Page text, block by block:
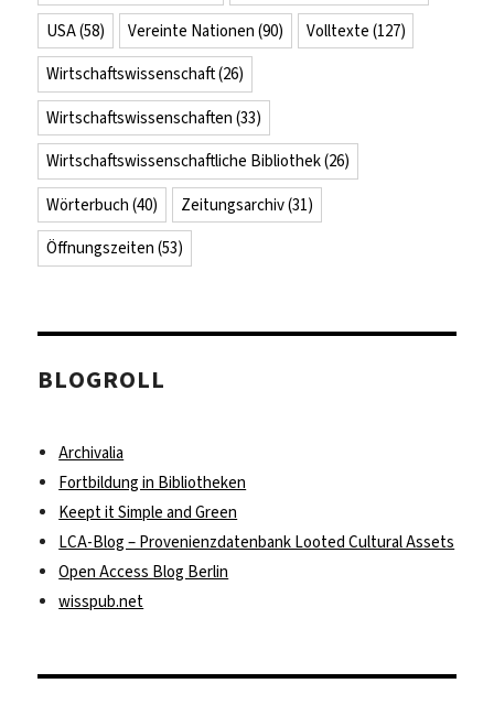
USA(58) Vereinte Nationen (90) Volltexte (127)
Wirtschaftswissenschaft(26)
Wirtschaftswissenschaften (33)
Wirtschaftswissenschaftliche Bibliothek(26)
Wörterbuch (40) Zeitungsarchiv(31)
Öffnungszeiten (53)
BLOGROLL
Archivalia
Fortbildung in Bibliotheken
Keept it Simple and Green
LCA-Blog – Provenienzdatenbank Looted Cultural Assets
Open Access Blog Berlin
wisspub.net